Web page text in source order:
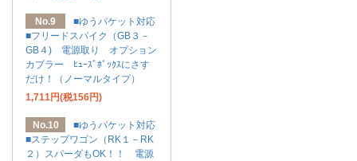
No.9
■ゆうパケット対応
■フリードスパイク（GB３－
GB４) 電源取り オプション
カプラー ﾋｭｰｽﾞﾎﾞｯｸｽにさす
だけ！（ノーマルタイプ）
1,711円(税156円)
No.10
■ゆうパケット対応
■ステップワゴン（RK１－RK
２）スパーダもOK！！ 電源